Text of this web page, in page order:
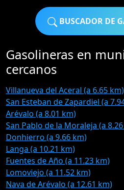
BUSCADOR DE
Gasolineras en
cercanos
Villanueva del Aceral (a 6.65 km)
San Esteban de Zapardiel (a
Arévalo (a 8.01 km)
San Pablo de la Moraleja (a
Donhierro (a 9.66 km)
Langa (a 10.21 km)
Fuentes de Año (a 11.23 km)
Lomoviejo (a 11.52 km)
Nava de Arévalo (a 12.61 km)